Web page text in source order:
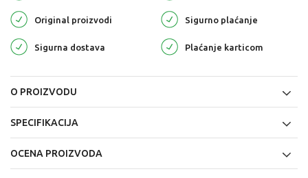
Original proizvodi Sigurno plaćanje
Sigurna dostava Plaćanje karticom
O PROIZVODU
SPECIFIKACIJA
OCENA PROIZVODA